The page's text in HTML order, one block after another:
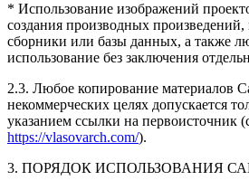
* Использование изображений
создания производных
сборники или базы данных, а также
использование без заключения
2.3. Любое копирование материалов
некоммерческих целях допускается
указанием ссылки на первоисточник
https://vlasovarch.com/).
3. ПОРЯДОК ИСПОЛЬЗОВАНИЯ